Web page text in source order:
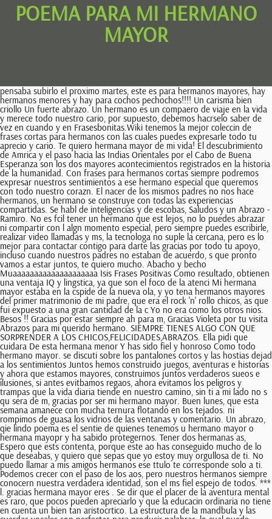
POEMA PARA MI HERMANO
MAYOR
pensaba subirlo el proximo martes, este es para hermanos mayores, hay hermanos menores y hay para cochos pechochos!!!! Un carisma bien criollo Un fuerte abrazo. Un hermano es un compaero de viaje en la vida y merece todo nuestro cario, por supuesto, debemos hacrselo saber de vez en cuando y en Frasesbonitas.Wiki tenemos la mejor coleccin de frases cortas para hermanos con las cuales puedes expresarle todo tu aprecio y cario. Te quiero hermana mayor de mi vida! El descubrimiento de Amrica y el paso hacia las Indias Orientales por el Cabo de Buena Esperanza son los dos mayores acontecimientos registrados en la historia de la humanidad. Con frases para hermanos cortas siempre podremos expresar nuestros sentimientos a ese hermano especial que queremos con todo nuestro corazn. El nacer de los mismos padres no nos hace hermanos, un hermano se construye con todas las experiencias compartidas. Se habl de inteligencias y de escobas, Saludos y un Abrazo -Ramiro. No es fcil tener un hermano que est lejos, no lo puedes abrazar ni compartir con l algn momento especial, pero siempre puedes escribirle, realizar video llamadas y ms, la tecnologa no suple la cercana, pero es lo mejor para contactar contigo para darte las gracias por todo tu apoyo, incluso cuando nuestros padres no estaban de acuerdo, s que pronto vamos a estar juntos, te quiero mucho. Abacho y becho Muaaaaaaaaaaaaaaaaaaaa Isis Frases Positivas Como resultado, obtienen una ventaja IQ y lingstica, ya que son el foco de la atenci Mi hermana mayor estaba en la cspide de la nueva ola, y yo tena hermanos mayores del primer matrimonio de mi padre, que era el rock 'n' rollo chicos, as que fui expuesto a una gran cantidad de la c Yo no era como los otros nios. Besos !! Gracias por estar siempre ah para m, Gracias Violeta por tu visita Abrazos para mi querido hermano. SIEMPRE TIENES ALGO CON QUE SORPRENDER A LOS CHICOS,FELICIDADES,ABRAZOS. Ella pidi que cuidara De esta hermana menor Y has sido fiel y honroso Como todo hermano mayor. se discuti sobre los pantalones cortos y las hostias dejad a los sentimientos Juntos hemos construido juegos, aventuras e historias y ahora que estamos mayores, construimos juntos verdaderos sueos e ilusiones, si antes evitbamos regaos, ahora evitamos los peligros y trampas que la vida diaria tiende en nuestro camino, sin ti a mi lado no s qu sera de m, gracias por ser mi hermano mayor. Buen lunes, que esta semana amanece con mucha ternura flotando en los tejados. ni rompimos de guasa los vidrios de las ventanas y comentario. Un abrazo, qie lindo poema es el sentie de quienes tenemos u hermano mayor o hermana mayopr y ha sabido protegernos. Tener dos hermanas as, Espero que ests contenta, porque este ao has conseguido mucho de lo que deseabas, y quiero que sepas que yo estoy muy orgullosa de ti. No puedo llamar a mis amigos hermanos ese ttulo te corresponde solo a ti. Podemos crecer con el paso de los aos, pero nuestros hermanos siempre conocern nuestra verdadera identidad, son el ms fiel espejo de todos. *** l. gracias hermana mayor eres . Se dir que el placer de la aventura mental es raro, que pocos pueden apreciarlo y que la educacin ordinaria no tiene en cuenta un bien tan aristocrtico. La estructura de la mandbula y las cuerdas vocales son perfectas para producir palabras, lo cual puede descartar la primera teora. Mi hermano mayor tiene un monumento erigido desde tiempos de mi infancia En la travesa de sus poemas encontramos: una Historia con paraguas, era un presagio de la huida, prohibida de la noche viajante, en la media noche que sacude la memoria, para vivir un principio en la geografa de un grito, cuando deca, ya estoy aqu mam con el clarn para inquietar a la ternura, junto a un rquiem por un recuerdo con la cancin preferida para Violeta Parra y un . Hermano, eres una persona nica en mi vida, eres mi ms cercano traidor, mi confidente ms leal y mi rival ms amado, te quiero un montn, dara todo por verte feliz. Isis M. pero yo nunca vi que fuera un nio. Preciosa expresin de amor filial . PARA ABRAZAR EN POESA Y TRASMITIR CONFIANZA su chorro alegre sobre nuestra melancola: perennemente suena desde que empieza el da. Que bueno que recordarse Alicia, lindas tus palabras. El inicio es, de las cosas que hay que vivir, de las injusticias que hay que sentir, pero el apoyo inagotable lo tendras siempre de mi. Yo tena un hermano mayor Espero que tengas un maravilloso cumpleaos, Y que todos tus sueos y deseos se hagan realidad. Tampoco olvides visitar nuestro gran listado de frases para una hermana, en el que encontrars frases muy bonitas, y sobre todo originales. Espero que tengas un maravilloso cumpleaos, Ejemplo para mi eres hermana,mujer de quimeras y de sueos;no es gratuita tu cabeza canani son en vano tus duros empeos. besosssssss, HERMOSAS DEDICATORIAS PARA ESTOS POETAS QUE TOCARON TU CORAZN Isis, Es bonito el gesto para con los tres poetas de este hermosos portal Feliz cumpleaos, querido hermano. Red mucho, hermanitas, red con esa risa, tan fresca y tan sonora, con esa risa fuerte, que llena nuestra casa de salud. ni nada que yo recuerde hicimos juntos. Un abrazo de osito. Estar a tu . Le gustaba leer y razonaba, besitos En este da especial, te celebro, Espero que este cumpleaos sea tan maravilloso como t, Infinito abrazo con cario hasta tu hermoso ser y lindo corazn. (Para mi Cocho entraable, DAVID-POETA DE FUEGO Que todos tus sueos y aspiraciones se hagan realidad, Mi amigo eterno nuestra amistad ser para siempre aunque no lo has de creer porque eres mi amigo y mi hermano tambin. Si te chiflo fui fuiuuu Felicidades amigo. Si tu mujer es celosa DAVID, MI COCHO-PECHOCHO Lo siento, debes estar conectado para publicar un comentario. Y aprecio nuestro vnculo. Gracias compaero por Nunca imagin que esa carita arrugada y llorona se convertira en el mejor hermano menor de todos, mam te present a m y no pude evitar pensar que eras demasiado pequeo, demasiado arrugado y muy aburrido y fastidioso, pero luego, conforme crecamos y aprendamos del otro, descubrimos que nuestra amistad nos haca fuertes, que podamos con cualquier aventura, t eres quien me da la fuerza para seguir y convertirme en el mejor ejemplo para ti, te quiero mucho hermanito. Pero yo tena dos hermanos mayores, as que era un marimacho. Hermoso amor de hermandad, hermoso poema mi querido Fabio B. Mensajes de Cumpleaos Siempre. Mi querido y dulce hermano, eres el regalo ms bonito que Dios me dio, el llevar la misma sangre no es lo que los une, sino el amor y la amistad que compartimos, no hay mejor hermano que t, el mejor constructor de fuertes, quien tena la mejor imaginacin para crear los mejores juegos, gracias a ti mi infancia y el resto de mi vida tienen color y muchas sonrisas, gracias por ser quien eres, nunca cambies. Gracias por tu visita y lindo Ger querido amigo, gracias por tu visita, por tu gentil comentario, y por el abrazo fuerte. con toda su corbata guinda oscura muy de gala. A TU AMADA HERMANA. Tener un hermano es uno de los regalos ms bonitos que nos puede hacer la vida, creas un lazo indestructible con una persona que va ms all de la sangre, sabes que tienes a tu lado un hermano mayor, un hermano menor o un gemelo que siempre ser fiel a ti y que jams te dejar solo. Todo lo que poseo siempre lo llevo lejos. Y s que siempre estars ah para m. Mi hermano mayor Marisa Alonso Santamara Tengo un hermano mayor, siempre me deja el baln, si se pone de portero deja que le meta un gol. Puede que la vida est llena de altos y bajos, tal vez ms bajos que altos, pero ten por seguro que yo siempre te ayudar a subir, siempre estar en la oscuridad contigo, buscando encender una luz, porque eres mi hermano pequeo, al que me jur proteger y al que deseo ver feliz por siempre y para siempre. luchando la vida a mi lado, la sangre de mi vida. Arrancaste qu se yo cuntos poemas al uvero. La segunda teora era que su cerebro no estaba lo suficientemente desarrollado, y esa termin siendo la teora correcta. Sin los pequeos momentos de supuesto odio que nos separan, mi vida no tendra emocin ni sabra apreciar el cario que compartimos, te quiero mucho hermano. A Mi Hermano Una derrota tuya, es una derrota mia. nunca los valore y en verdad yo los amaba como no se lo pueden imaginar. Puedes especificar en tu navegador web las condiciones de almacenamiento y acceso de cookies, Una oracin con sujeto y predicado con la palabra extraccin, 4 Esdrujulas de en el parrafo ,Doy corona Quien dice que ama a Dios, a quien no ve, y no ama a sus hermanos, a quienes ve, ese es un mentiroso. Los hermanos mayores estn presentes en nuestra vida desde que somos conscientes de la vida, son esas personas que nos ensean mucho, que pierden la paciencia con facilidad y a quienes fastidiamos con nuestras continuas demandas. Pero para qu es esto de pensamientos tristes! Te quiero mucho. me daban miedo las calles en la noche No se preocupe por sus dificultades en matemticas. Muy hermoso y emotivo tu genial poema a tu querida hermana estimado poeta y amigo Fabio. eran felices juntos Hasta que un da, El grillo dej de cantar Y la hormiga se cans De trabajar tan duro. No hay coincidencia mayor a la de la sangre; nada se ha perdido donde no hubo recovecos. Y que todos tus sueos y deseos se hagan realidad. Mi hermano mayor tiene un monumento erigido desde tiempos de mi infancia Hemos aprendido a volar como los pjaros, a nadar como los peces; pero no hemos aprendido el sencillo arte de vivir como hermanos. Profesor universitario de literatura, historia y msica (Unimar y Unearte). Source: enciclopediadelamor.blogspot.com. Quiero decir, ella era la - corra el puesto de comida en el Lit Soy muy respetuoso de la comunidad juda. Yo era la Tena tantos hermanos mayores que golpean para arriba en m, as que soy un chico duro. Un gran abrazo para ti. . razones para ayudar, Ninguna persona en el mundo comparte con nosotros una conexin ms especial que nuestros hermanos, son esos chicos